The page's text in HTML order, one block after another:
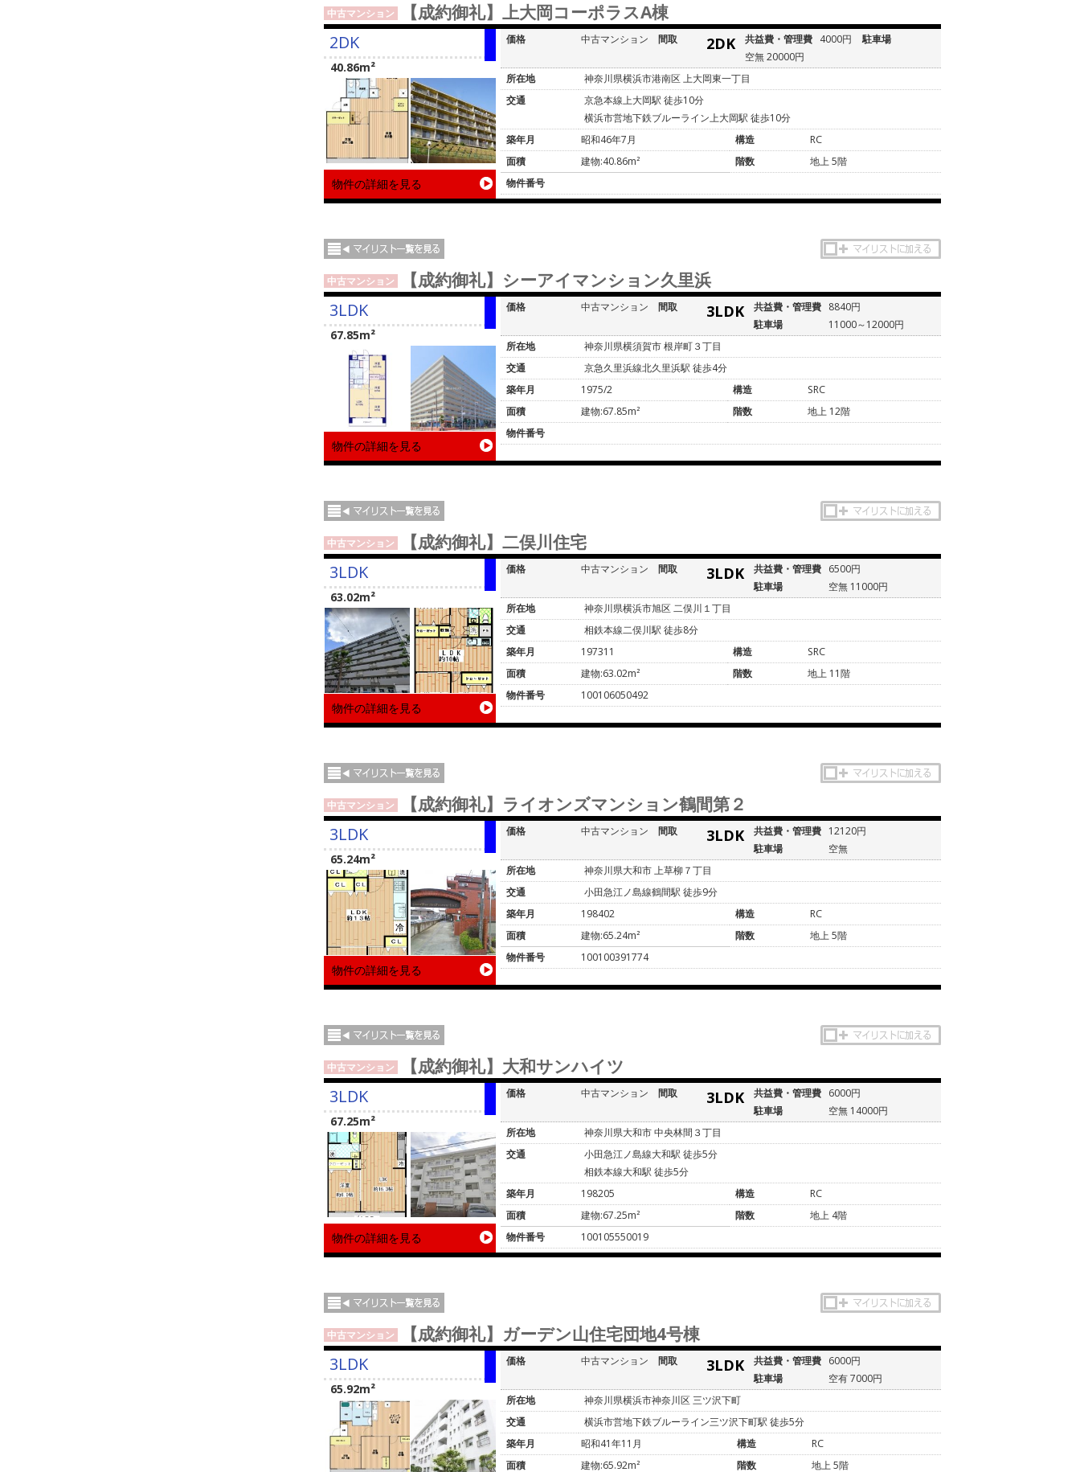
中古マンション 【成約御礼】上大岡コーポラスA棟
2DK
40.86m²
物件の詳細を見る
価格 中古マンション 間取 2DK 共益費・管理費 4000円
駐車場
空無 20000円
所在地
神奈川県横浜市港南区 上大岡東一丁目
交通
京急本線上大岡駅 徒歩10分
横浜市営地下鉄ブルーライン上大岡駅 徒歩10分
築年月
昭和46年7月 構造
RC
面積
建物:40.86m² 階数
地上 5階
物件番号
中古マンション 【成約御礼】シーアイマンション久里浜
3LDK
67.85m²
物件の詳細を見る
価格 中古マンション 間取 3LDK 共益費・管理費 8840円
駐車場
11000～12000円
所在地
神奈川県横須賀市 根岸町３丁目
交通
京急久里浜線北久里浜駅 徒歩4分
築年月
1975/2 構造
SRC
面積
建物:67.85m² 階数
地上 12階
物件番号
中古マンション 【成約御礼】二俣川住宅
3LDK
63.02m²
物件の詳細を見る
価格 中古マンション 間取 3LDK 共益費・管理費 6500円
駐車場
空無 11000円
所在地
神奈川県横浜市旭区 二俣川１丁目
交通
相鉄本線二俣川駅 徒歩8分
築年月
197311 構造
SRC
面積
建物:63.02m² 階数
地上 11階
物件番号
100106050492
中古マンション 【成約御礼】ライオンズマンション鶴間第２
3LDK
65.24m²
物件の詳細を見る
価格 中古マンション 間取 3LDK 共益費・管理費 12120円
駐車場
空無
所在地
神奈川県大和市 上草柳７丁目
交通
小田急江ノ島線鶴間駅 徒歩9分
築年月
198402 構造
RC
面積
建物:65.24m² 階数
地上 5階
物件番号
100100391774
中古マンション 【成約御礼】大和サンハイツ
3LDK
67.25m²
物件の詳細を見る
価格 中古マンション 間取 3LDK 共益費・管理費 6000円
駐車場
空無 14000円
所在地
神奈川県大和市 中央林間３丁目
交通
小田急江ノ島線大和駅 徒歩5分
相鉄本線大和駅 徒歩5分
築年月
198205 構造
RC
面積
建物:67.25m² 階数
地上 4階
物件番号
100105550019
中古マンション 【成約御礼】ガーデン山住宅団地4号棟
3LDK
65.92m²
価格 中古マンション 間取 3LDK 共益費・管理費 6000円
駐車場
空有 7000円
所在地
神奈川県横浜市神奈川区 三ツ沢下町
交通
横浜市営地下鉄ブルーライン三ツ沢下町駅 徒歩5分
築年月
昭和41年11月 構造
RC
面積
建物:65.92m² 階数 地上 5階